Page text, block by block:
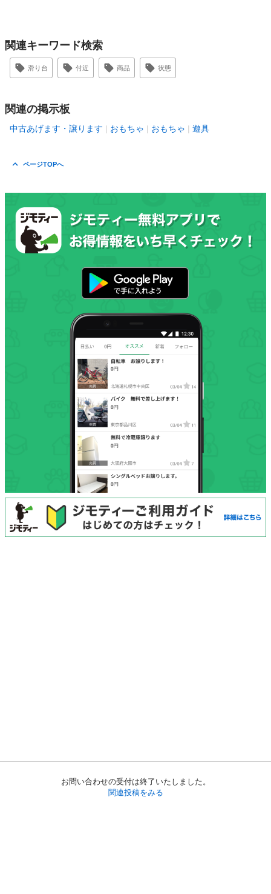
お問い合わせの受付は終了いたしました。
関連投稿をみる
関連キーワード検索
滑り台 付近 商品 状態
関連の掲示板
中古あげます・譲ります おもちゃ おもちゃ 遊具
ページTOPへ